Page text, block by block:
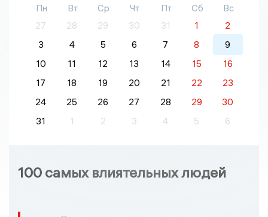
Пн Вт Ср Чт Пт Сб
Вс
27
28 29 30 31 1
2
3
4 5 6 7 8
9
10
11 12 13 14 15
16
17
18 19 20 21 22
23
24
25 26 27 28 29
30
31
1 2 3 4 5 6
100 самых влиятельных людей